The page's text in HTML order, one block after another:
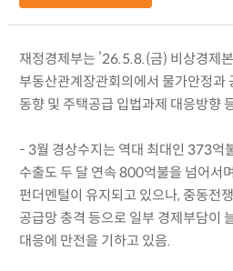
재정경제부는 ’26.5.8.(금) 비상경제
부동산관계장관회의에서 물가안정과
동향 및 주택공급 입법과제 대응방향
- 3월 경상수지는 역대 최대인 373억
수출도 두 달 연속 800억불을 넘어서
펀더멘털이 유지되고 있으나, 중동전
공급망 충격 등으로 일부 경제부담이
대응에 만전을 기하고 있음.